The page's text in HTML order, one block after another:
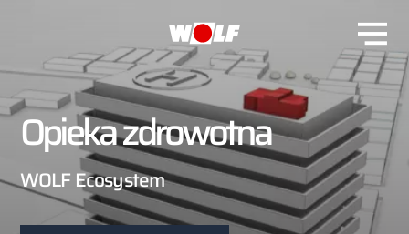
Opieka zdrowotna
WOLF Ecosystem